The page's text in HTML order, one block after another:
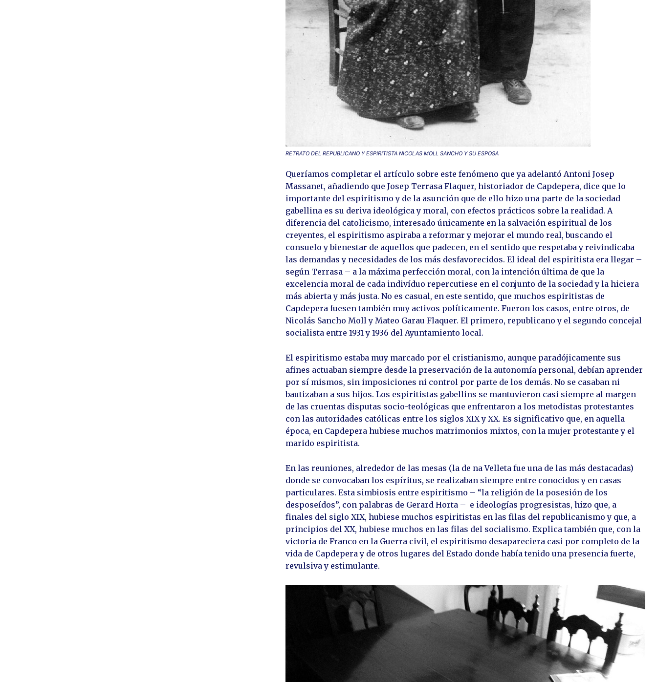
RETRATO DEL REPUBLICANO Y ESPIRITISTA NICOLAS MOLL SANCHO Y SU ESPOSA
Queríamos completar el artículo sobre este fenómeno que ya adelantó Antoni Josep
Massanet, añadiendo que Josep Terrasa Flaquer, historiador de Capdepera, dice que lo
importante del espiritismo y de la asunción que de ello hizo una parte de la sociedad
gabellina es su deriva ideológica y moral, con efectos prácticos sobre la realidad. A
diferencia del catolicismo, interesado únicamente en la salvación espiritual de los
creyentes, el espiritismo aspiraba a reformar y mejorar el mundo real, buscando el
consuelo y bienestar de aquellos que padecen, en el sentido que respetaba y reivindicaba
las demandas y necesidades de los más desfavorecidos. El ideal del espiritista era llegar –
según Terrasa – a la máxima perfección moral, con la intención última de que la
excelencia moral de cada indivíduo repercutiese en el conjunto de la sociedad y la hiciera
más abierta y más justa. No es casual, en este sentido, que muchos espiritistas de
Capdepera fuesen también muy activos políticamente. Fueron los casos, entre otros, de
Nicolás Sancho Moll y Mateo Garau Flaquer. El primero, republicano y el segundo concejal
socialista entre 1931 y 1936 del Ayuntamiento local.
El espiritismo estaba muy marcado por el cristianismo, aunque paradójicamente sus
afines actuaban siempre desde la preservación de la autonomía personal, debían aprender
por sí mismos, sin imposiciones ni control por parte de los demás. No se casaban ni
bautizaban a sus hijos. Los espiritistas gabellins se mantuvieron casi siempre al margen
de las cruentas disputas socio-teológicas que enfrentaron a los metodistas protestantes
con las autoridades católicas entre los siglos XIX y XX. Es significativo que, en aquella
época, en Capdepera hubiese muchos matrimonios mixtos, con la mujer protestante y el
marido espiritista.
En las reuniones, alrededor de las mesas (la de na Velleta fue una de las más destacadas)
donde se convocaban los espíritus, se realizaban siempre entre conocidos y en casas
particulares. Esta simbiosis entre espiritismo – “la religión de la posesión de los
desposeídos”, con palabras de Gerard Horta – e ideologías progresistas, hizo que, a
finales del siglo XIX, hubiese muchos espiritistas en las filas del republicanismo y que, a
principios del XX, hubiese muchos en las filas del socialismo. Explica también que, con la
victoria de Franco en la Guerra civil, el espiritismo desapareciera casi por completo de la
vida de Capdepera y de otros lugares del Estado donde había tenido una presencia fuerte,
revulsiva y estimulante.